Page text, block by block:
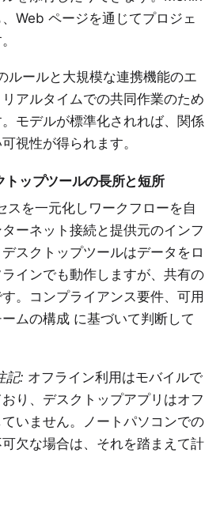
Web ページを通じてプロジェ
ルールと大規模な連携機能のエ
アルタイムでの共同作業のため
モデルが標準化されれば、関係
視性が得られます。
ップツールの長所と短所
スを一元化しワークフローを自
ーネット接続と提供元のインフ
スクトップツールはデータをロ
インでも動作しますが、共有の
。 コンプライアンス要件、可用
ムの構成 に基づいて判断して
記: オフライン利用はモバイルで
り、デスクトップアプリはオフ
いません。ノートパソコンでの
欠な場合は、それを踏まえて計